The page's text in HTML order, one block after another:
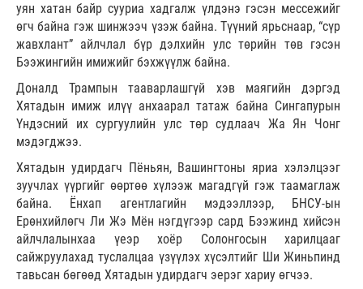
уян хатан байр сууриа хадгалж үлдэнэ гэсэн мессежийг
өгч байна гэж шинжээч үзэж байна. Түүний ярьснаар, “сүр
жавхлант” айлчлал бүр дэлхийн улс төрийн төв гэсэн
Бээжингийн имижийг бэхжүүлж байна.
Доналд Трампын тааварлашгүй хэв маягийн дэргэд
Хятадын имиж илүү анхаарал татаж байна Сингапурын
Үндэсний их сургуулийн улс төр судлаач Жа Ян Чонг
мэдэгджээ.
Хятадын удирдагч Пёньян, Вашингтоны яриа хэлэлцээг
зуучлах үүргийг өөртөө хүлээж магадгүй гэж таамаглаж
байна. Ёнхап агентлагийн мэдээллээр, БНСУ-ын
Ерөнхийлөгч Ли Жэ Мён нэгдүгээр сард Бээжинд хийсэн
айлчлалынхаа үеэр хоёр Солонгосын харилцааг
сайжруулахад туслалцаа үзүүлэх хүсэлтийг Ши Жиньпинд
тавьсан бөгөөд Хятадын удирдагч эерэг хариу өгчээ.